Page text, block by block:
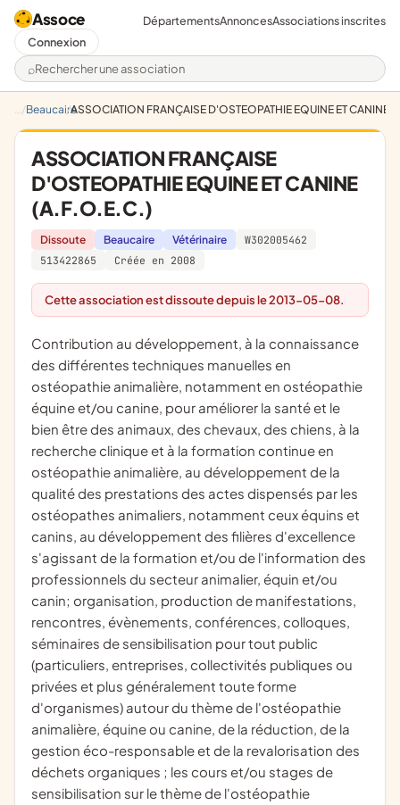
Assoce
Rechercher une association
DépartementsAnnoncesAssociations inscrites
Connexion
BeaucaireASSOCIATION FRANÇAISE D'OSTEOPATHIE EQUINE ET CANINE
ASSOCIATION FRANÇAISE
D'OSTEOPATHIE EQUINE ET CANINE
(A.F.O.E.C.)
Dissoute Beaucaire Vétérinaire
W302005462
513422865
Créée en 2008
Cette association est dissoute depuis le 2013-05-08.
contribution au développement, à la connaissance
des différentes techniques manuelles en
ostéopathie animalière, notamment en ostéopathie
équine et/ou canine, pour améliorer la santé et le
bien être des animaux, des chevaux, des chiens, à la
recherche clinique et à la formation continue en
ostéopathie animalière, au développement de la
qualité des prestations des actes dispensés par les
ostéopathes animaliers, notamment ceux équins et
canins, au développement des filières d'excellence
s'agissant de la formation et/ou de l'information des
professionnels du secteur animalier, équin et/ou
canin; organisation, production de manifestations,
rencontres, évènements, conférences, colloques,
séminaires de sensibilisation pour tout public
(particuliers, entreprises, collectivités publiques ou
privées et plus généralement toute forme
d'organismes) autour du thème de l'ostéopathie
animalière, équine ou canine, de la réduction, de la
gestion éco-responsable et de la revalorisation des
déchets organiques ; les cours et/ou stages de
sensibilisation sur le thème de l'ostéopathie